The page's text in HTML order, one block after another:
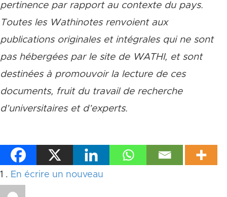
pertinence par rapport au contexte du pays.
Toutes les Wathinotes renvoient aux
publications originales et intégrales qui ne sont
pas hébergées par le site de WATHI, et sont
destinées à promouvoir la lecture de ces
documents, fruit du travail de recherche
d’universitaires et d’experts.
1 Commentaire
. En écrire un nouveau